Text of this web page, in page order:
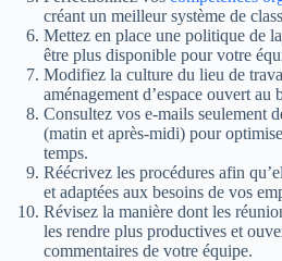
créant un meilleur système de
Mettez en place une politique de
être plus disponible pour votre
Modifiez la culture du lieu de
aménagement d’espace ouvert au
Consultez vos e-mails seulement
(matin et après-midi) pour
temps.
Réécrivez les procédures afin
et adaptées aux besoins de vos
Révisez la manière dont les
les rendre plus productives et
commentaires de votre équipe.